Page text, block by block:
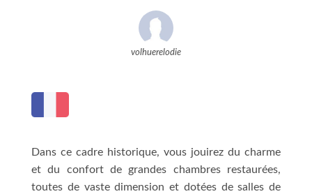
volhuerelodie
Dans ce cadre historique, vous jouirez du charme
et du confort de grandes chambres restaurées,
toutes de vaste dimension et dotées de salles de